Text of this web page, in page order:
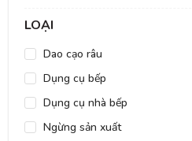
Từ 2 triệu - 5 triệu
Trên 10 triệu
LOẠI
Dao cạo râu
Dụng cụ bếp
Dụng cụ nhà bếp
Ngừng sản xuất